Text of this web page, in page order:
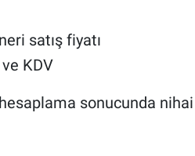
satış fiyatı
ve KDV
hesaplama sonucunda